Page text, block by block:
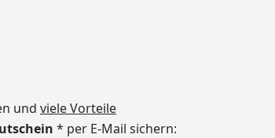
und viele Vorteile
* per E-Mail sichern: